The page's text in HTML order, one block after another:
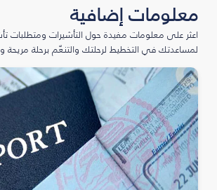
معلومات إضافية
اعثر على معلومات مفيدة حول التأشيرات ومتطلبات
لمساعدتك في التخطيط لرحلتك والتنعّم برحلة مريحة